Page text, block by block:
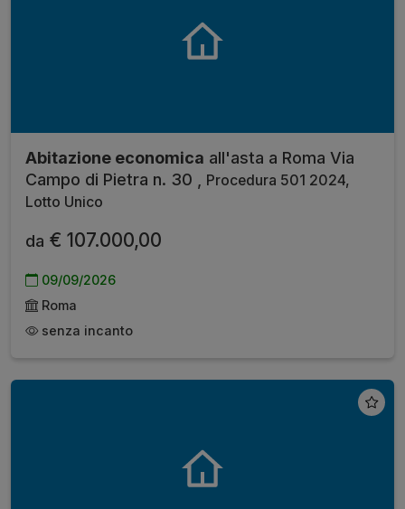
Abitazione economica all'asta a Roma Via
Campo di Pietra n. 30 ,
Procedura 501 2024,
Lotto Unico
da € 107.000,00
09/09/2026
Roma
senza incanto